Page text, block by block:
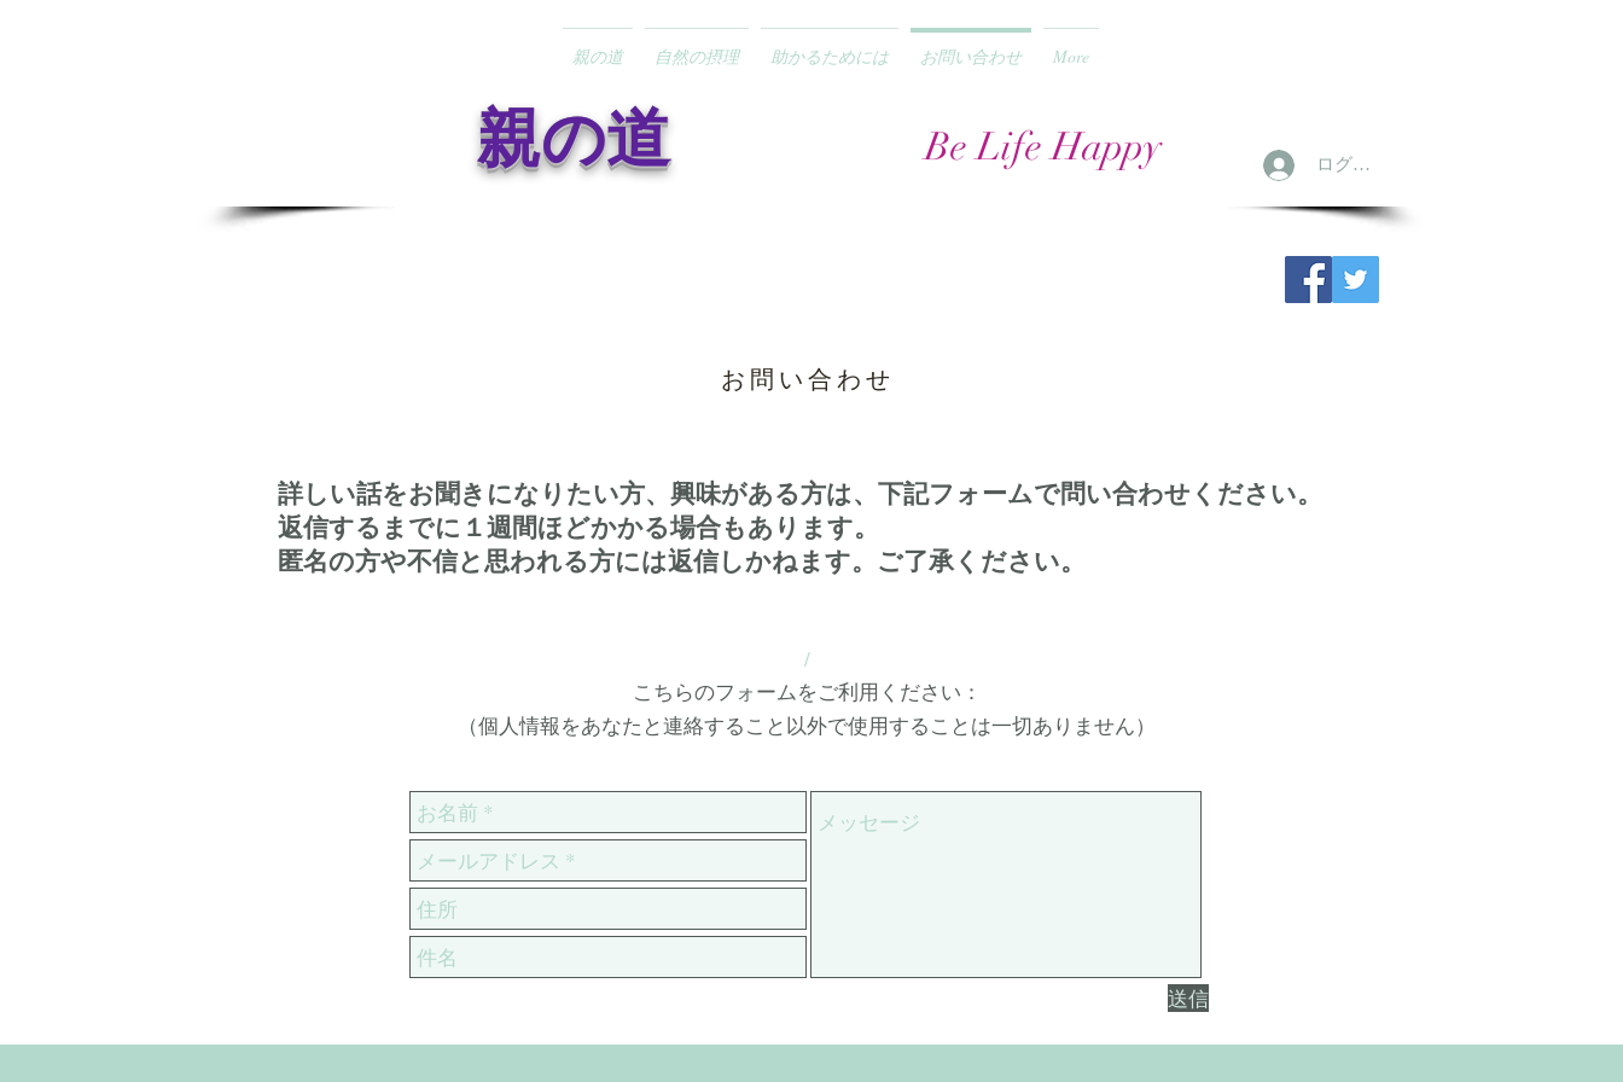
親の道 自然の摂理 助かるためには お問い合わせ More
​ 親の道 Be Life Happy ログイン
お問い合わせ
詳しい話をお聞きになりたい方、興味がある方は、下記フォームで問い合わせください。
返信するまでに１週間ほどかかる場合もあります。
匿名の方や不信と思われる方には返信しかねます。 ご了承ください。
/
こちらのフォームをご利用ください：
（個人情報をあなたと連絡すること以外で使用することは一切ありません）
送信